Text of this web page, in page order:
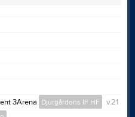
v.21
3Arena Djurgårdens IF HF